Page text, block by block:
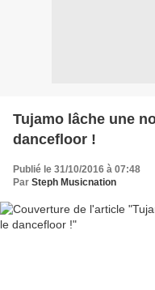
Tujamo lâche une
dancefloor !
Publié le 31/10/2016 à 07:48
Par Steph Musicnation